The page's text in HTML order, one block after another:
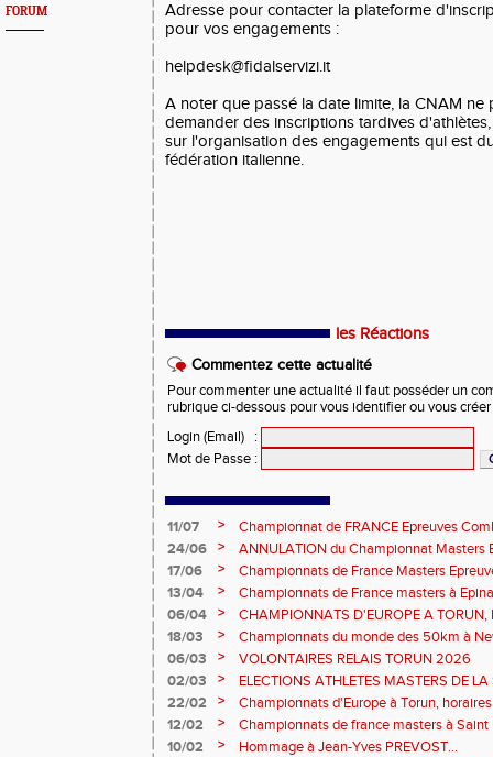
FORUM
Adresse pour contacter la plateforme
pour vos engagements :
helpdesk@fidalservizi.it
A noter que passé la date limite, la CNAM ne
demander des inscriptions tardives
sur l'organisation des engagements qui est
fédération italienne.
les Réactions
Commentez cette actualité
Pour commenter une actualité il faut posséder un
rubrique ci-dessous pour vous identifier ou vous
Login (Email)
:
Mot de Passe :
11/07 >
Championnat de FRANCE Epreuves
et Marche CHATEAUROUX
24/06 >
ANNULATION du Championnat Masters
Châteauroux les 27-28 juin
17/06 >
Championnats de France Masters
fond long
13/04 >
Championnats de France masters à
prévisionnels, montée de barres et
06/04 >
CHAMPIONNATS D'EUROPE A
18/03
>
Championnats du monde des 50km à
Sébastien DOUMENC.
06/03 >
VOLONTAIRES RELAIS TORUN 2026
02/03
>
ELECTIONS ATHLETES MASTERS DE
2ème vote : athlètes hommes.
22/02 >
Championnats d'Europe à Torun,
informations...
12/02 >
Championnats de france masters à Saint
février 2026.
10/02 >
Hommage à Jean-Yves PREVOST...